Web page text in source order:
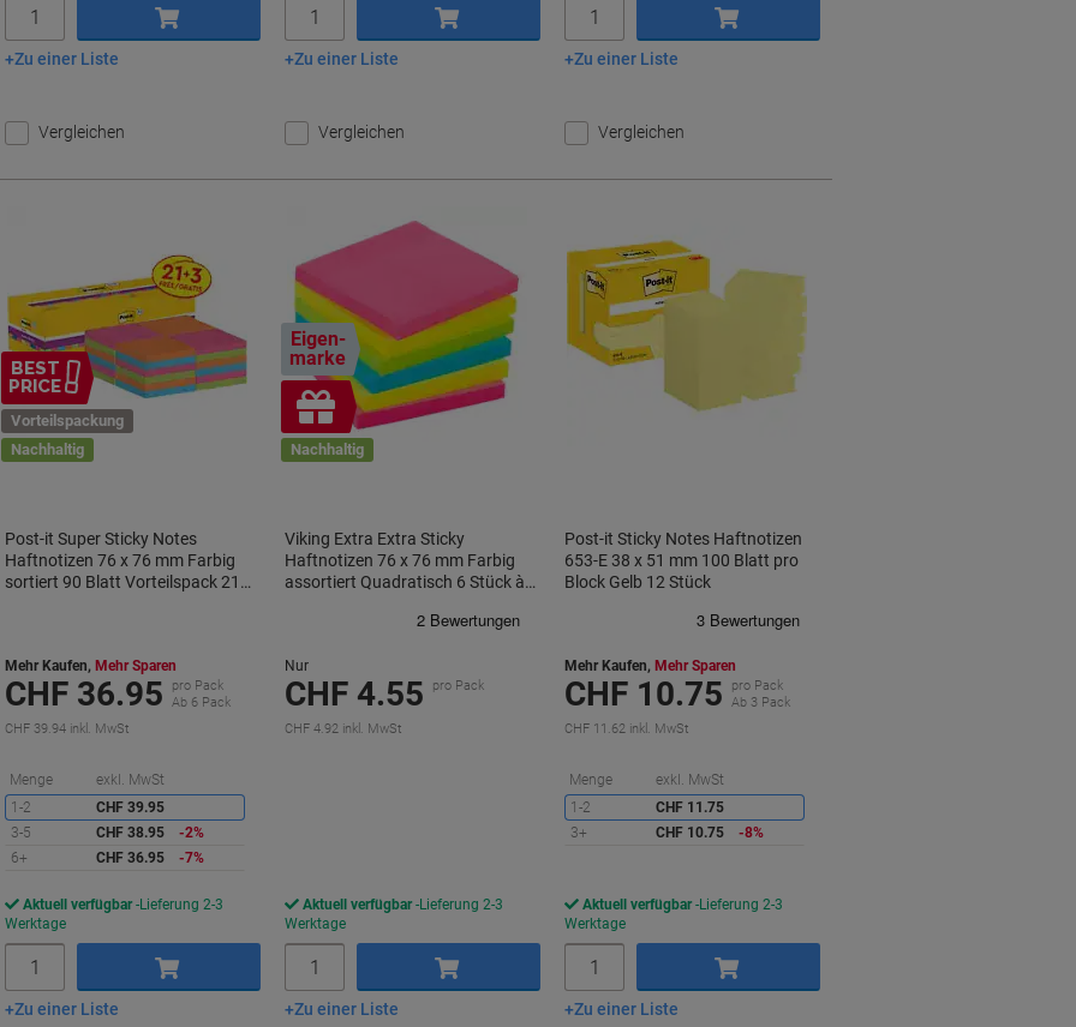
In den Warenkorb
Zu einer Liste
Vergleichen
In den Warenkorb
Zu einer Liste
Vergleichen
In den Warenkorb
Zu einer Liste
Vergleichen
BEST
PRICE
Vorteilspackung
Nachhaltig
Post-it Super Sticky Notes
Haftnotizen 76 x 76 mm Farbig
sortiert 90 Blatt Vorteilspack 21
Mehr Kaufen, Mehr Sparen
CHF 36.95
pro Pack
Ab 6 Pack
CHF 39.94 inkl. MwSt
Menge exkl. MwSt
1-2
CHF 39.95
3-5
CHF 38.95
-2%
6+
CHF 36.95 -7%
Aktuell verfügbar Lieferung 2-3
Werktage
In den Warenkorb
Zu einer Liste
Eigen-
marke
Inkl.
Geschenk
Nachhaltig
Viking Extra Extra Sticky
Haftnotizen 76 x 76 mm Farbig
assortiert Quadratisch 6 Stück à
Nur
CHF 4.55 pro Pack
CHF 4.92 inkl. MwSt
Aktuell verfügbar Lieferung 2-3
Werktage
In den Warenkorb
Zu einer Liste
Post-it Sticky Notes Haftnotizen
653-E 38 x 51 mm 100 Blatt pro
Block Gelb 12 Stück
Mehr Kaufen, Mehr Sparen
CHF 10.75
pro Pack
Ab 3 Pack
CHF 11.62 inkl. MwSt
Menge exkl. MwSt
1-2
CHF 11.75
3+
CHF 10.75 -8%
Aktuell verfügbar Lieferung 2-3
Werktage
In den Warenkorb
Zu einer Liste